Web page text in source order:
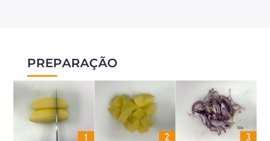
PREPARAÇÃO